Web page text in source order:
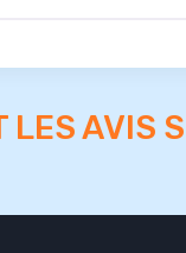
LES AVIS